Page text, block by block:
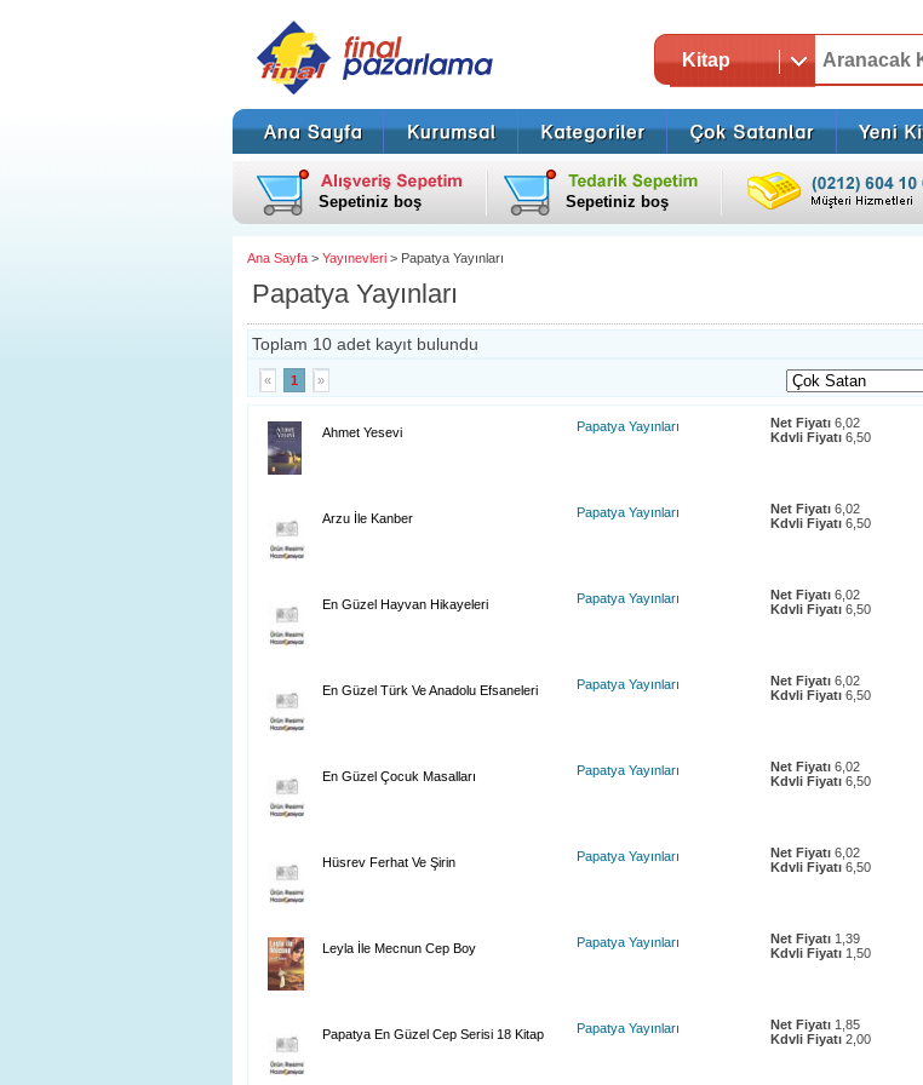
Kitap
Sepetiniz boş Sepetiniz boş
Ana Sayfa > Yayınevleri > Papatya Yayınları
Papatya Yayınları
Toplam 10 adet kayıt bulundu
« 1 »
Ahmet Yesevi Papatya Yayınları Net Fiyatı 6,02
Kdvli Fiyatı 6,50
Arzu İle Kanber Papatya Yayınları Net Fiyatı 6,02
Kdvli Fiyatı 6,50
En Güzel Hayvan Hikayeleri Papatya Yayınları Net Fiyatı 6,02
Kdvli Fiyatı 6,50
En Güzel Türk Ve Anadolu Efsaneleri Papatya Yayınları Net Fiyatı 6,02
Kdvli Fiyatı 6,50
En Güzel Çocuk Masalları Papatya Yayınları Net Fiyatı 6,02
Kdvli Fiyatı 6,50
Hüsrev Ferhat Ve Şirin Papatya Yayınları Net Fiyatı 6,02
Kdvli Fiyatı 6,50
Leyla İle Mecnun Cep Boy Papatya Yayınları Net Fiyatı 1,39
Kdvli Fiyatı 1,50
Papatya En Güzel Cep Serisi 18 Kitap Papatya Yayınları Net Fiyatı 1,85
Kdvli Fiyatı 2,00